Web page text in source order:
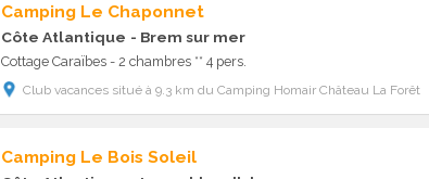
Camping Le Chaponnet
Côte Atlantique - Brem sur mer
Cottage Caraïbes - 2 chambres ** 4 pers.
Club vacances situé à 9.3 km du Camping Homair Château La Forêt
Camping Le Bois Soleil